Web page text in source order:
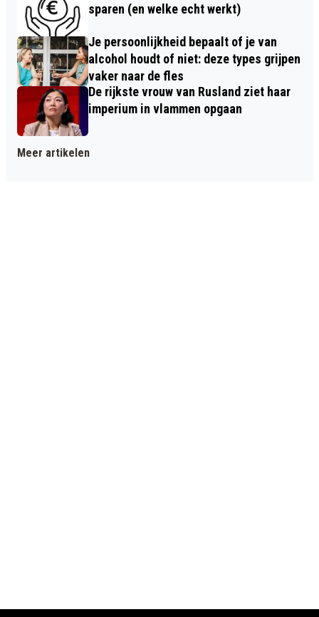
sparen (en welke echt werkt)
Je persoonlijkheid bepaalt of je van
alcohol houdt of niet: deze types grijpen
vaker naar de fles
De rijkste vrouw van Rusland ziet haar
imperium in vlammen opgaan
Meer artikelen